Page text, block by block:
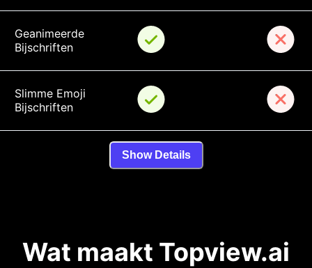
Geanimeerde
Bijschriften
Slimme Emoji
Bijschriften
Show Details
Wat maakt Topview.ai